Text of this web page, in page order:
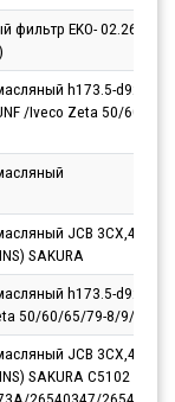
фильтр EKO- 02.26 (035-
h173.5-d92/
/Iveco Zeta 50/60/65/
JCB 3CX,4CX
SAKURA
h173.5-d92/ 3/4
50/60/65/79-8/9/10
JCB 3CX,4CX
SAKURA C5102 (ан.